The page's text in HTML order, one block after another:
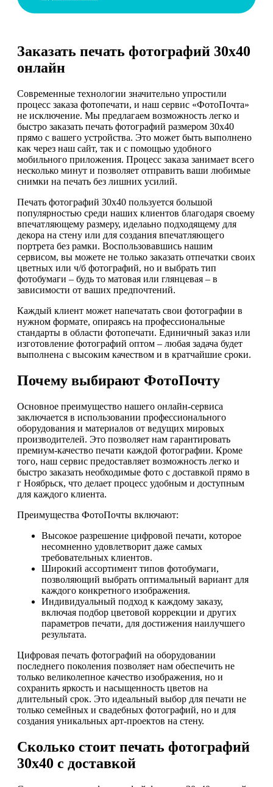
Заказать печать фотографий 30х40
онлайн
Современные технологии значительно упростили
процесс заказа фотопечати, и наш сервис «ФотоПочта»
не исключение. Мы предлагаем возможность легко и
быстро заказать печать фотографий размером 30х40
прямо с вашего устройства. Это может быть выполнено
как через наш сайт, так и с помощью удобного
мобильного приложения. Процесс заказа занимает всего
несколько минут и позволяет отправить ваши любимые
снимки на печать без лишних усилий.
Печать фотографий 30х40 пользуется большой
популярностью среди наших клиентов благодаря своему
впечатляющему размеру, иделаьно подходящему для
декора на стену или для создания впечатляющего
портрета без рамки. Воспользовавшись нашим
сервисом, вы можете не только заказать отпечатки своих
цветных или ч/б фотографий, но и выбрать тип
фотобумаги – будь то матовая или глянцевая – в
зависимости от ваших предпочтений.
Каждый клиент может напечатать свои фотографии в
нужном формате, опираясь на профессиональные
стандарты в области фотопечати. Единичный заказ или
изготовление фотографий оптом – любая задача будет
выполнена с высоким качеством и в кратчайшие сроки.
Почему выбирают ФотоПочту
Основное преимущество нашего онлайн-сервиса
заключается в использовании профессионального
оборудования и материалов от ведущих мировых
производителей. Это позволяет нам гарантировать
премиум-качество печати каждой фотографии. Кроме
того, наш сервис предоставляет возможность легко и
быстро заказать необходимые фото с доставкой прямо в
г Ноябрьск, что делает процесс удобным и доступным
для каждого клиента.
Преимущества ФотоПочты включают:
Высокое разрешение цифровой печати, которое
несомненно удовлетворит даже самых
требовательных клиентов.
Широкий ассортимент типов фотобумаги,
позволяющий выбрать оптимальный вариант для
каждого конкретного изображения.
Индивидуальный подход к каждому заказу,
включая подбор цветовой коррекции и других
параметров печати, для достижения наилучшего
результата.
Цифровая печать фотографий на оборудовании
последнего поколения позволяет нам обеспечить не
только великолепное качество изображения, но и
сохранить яркость и насыщенность цветов на
длительный срок. Это идеальный выбор для печати не
только семейных и свадебных фотографий, но и для
создания уникальных арт-проектов на стену.
Сколько стоит печать фотографий
30х40 с доставкой